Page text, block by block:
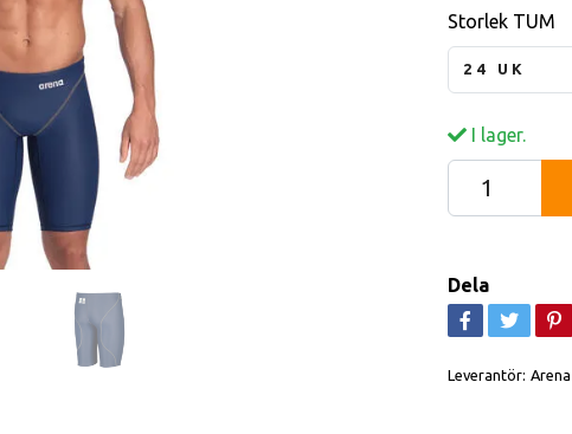
Storlek TUM
24 UK
I lager.
Dela
Leverantör: Arena